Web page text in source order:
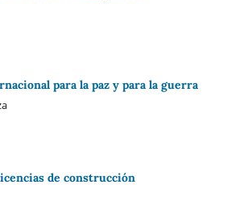
para la paz y para la guerra
de construcción